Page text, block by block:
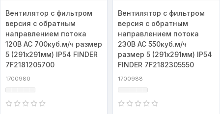
Вентилятор с фильтром
версия с обратным
направлением потока
120В AC 700куб.м/ч размер
5 (291х291мм) IP54 FINDER
7F2181205700
1700980
Вентилятор с фильтром
версия с обратным
направлением потока
230В AC 550куб.м/ч
размер 5 (291х291мм) IP54
FINDER 7F2182305550
1700988